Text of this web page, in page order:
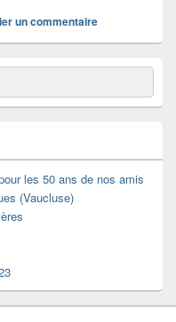
un commentaire
les 50 ans de nos amis
(Vaucluse)